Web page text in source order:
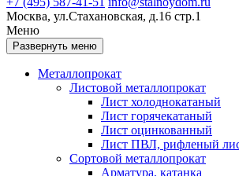
Москва, ул.Стахановская, д.16 стр.1
Меню
Развернуть меню
Металлопрокат
Листовой металлопрокат
Лист холоднокатаный
Лист горячекатаный
Лист оцинкованный
Лист ПВЛ, рифленый
Сортовой металлопрокат
Арматура, катанка